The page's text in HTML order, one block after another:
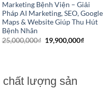
Marketing Bệnh Viện – Giải
Pháp AI Marketing, SEO, Google
Maps & Website Giúp Thu Hút
Bệnh Nhân
25,000,000₫ Giá
gốc
19,900,000₫Giá
chất lượng sản